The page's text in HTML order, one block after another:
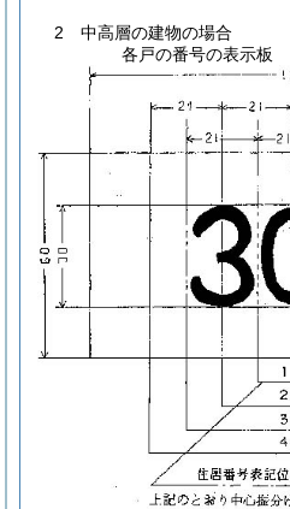
2 中高層の建物の場合
各戸の番号の表示板